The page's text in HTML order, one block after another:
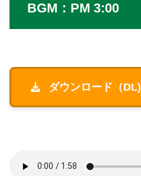
BGM ： PM 3:00
ダウンロード（DL)